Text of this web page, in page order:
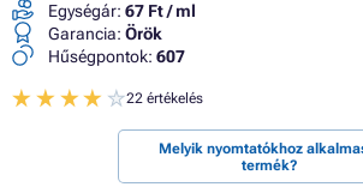
Egységár: 67 Ft / ml
Garancia: Örök
Hűségpontok: 607
22 értékelés
Melyik nyomtatókhoz
termék?